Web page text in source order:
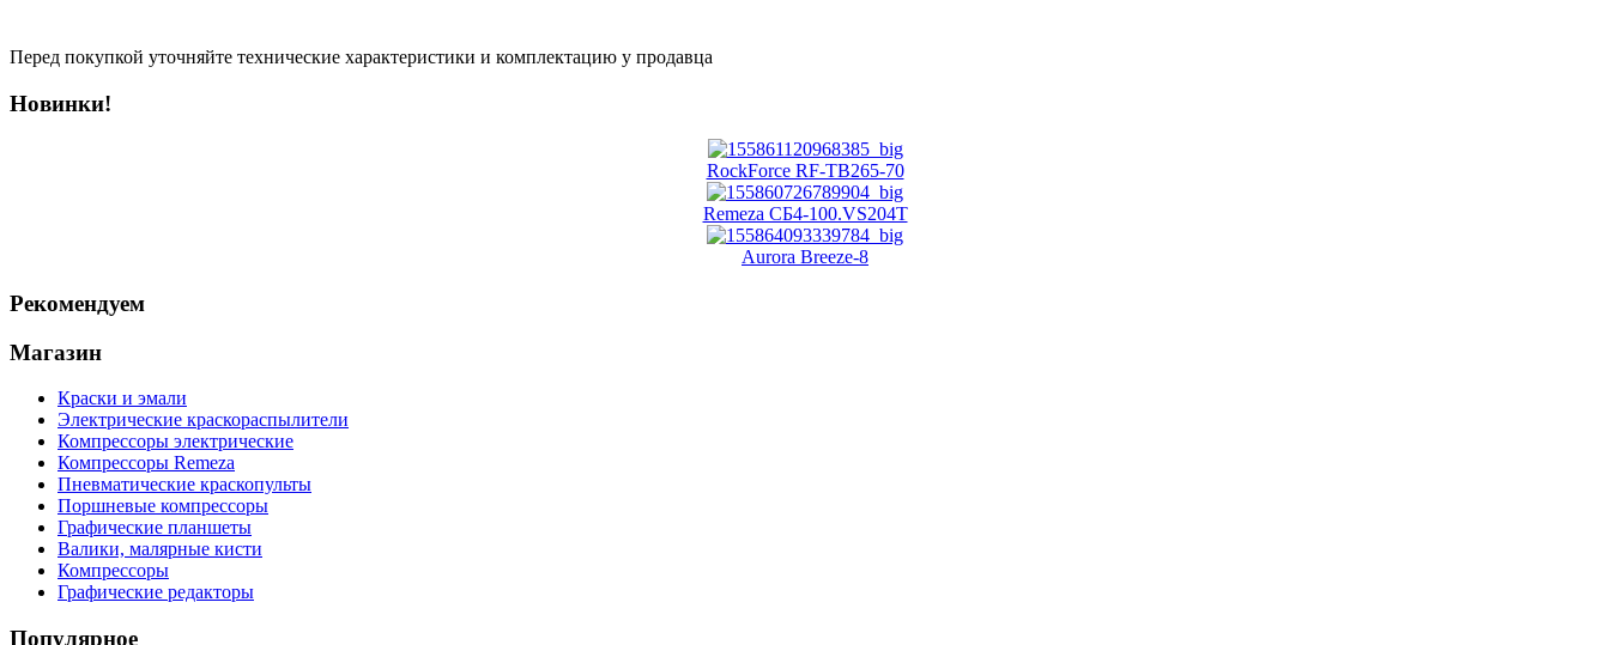
Перед покупкой уточняйте технические характеристики и комплектацию у продавца
Новинки!
RockForce RF-TB265-70
Remeza СБ4-100.VS204Т
Aurora Breeze-8
Рекомендуем
Магазин
Краски и эмали
Электрические краскораспылители
Компрессоры электрические
Компрессоры Remeza
Пневматические краскопульты
Поршневые компрессоры
Графические планшеты
Валики, малярные кисти
Компрессоры
Графические редакторы
Популярное